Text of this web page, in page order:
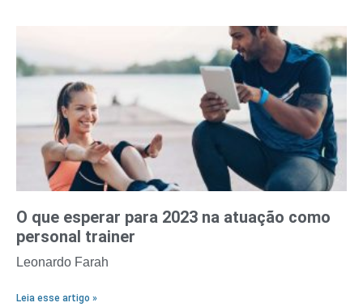
O que esperar para 2023 na atuação como
personal trainer
Leonardo Farah
Leia esse artigo »